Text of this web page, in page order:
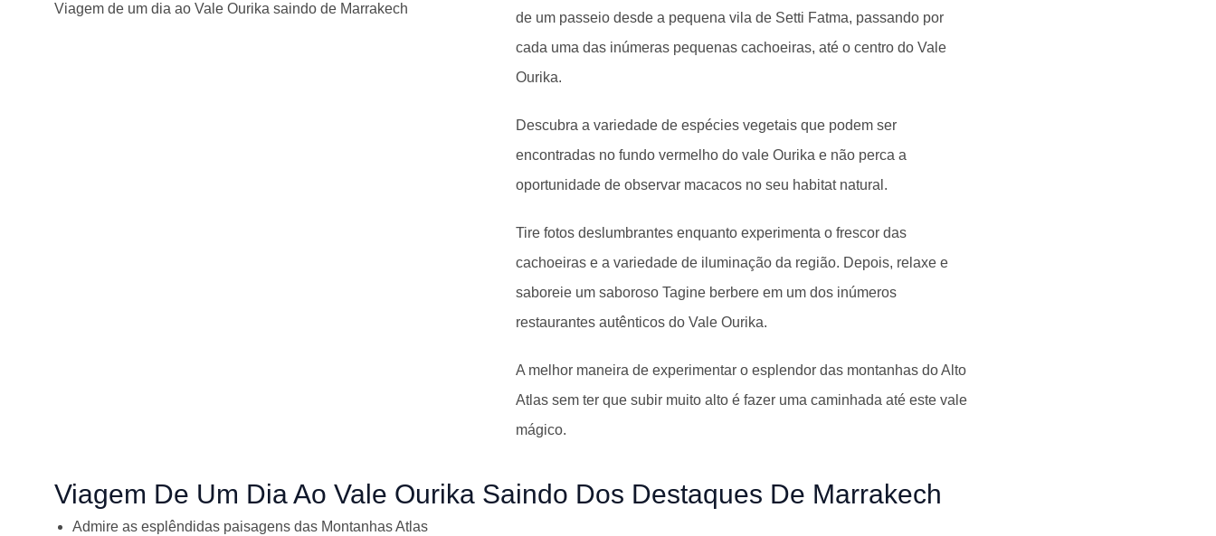
Viagem de um dia ao Vale Ourika saindo de Marrakech
de um passeio desde a pequena vila de Setti Fatma, passando por
cada uma das inúmeras pequenas cachoeiras, até o centro do Vale
Ourika.
Descubra a variedade de espécies vegetais que podem ser
encontradas no fundo vermelho do vale Ourika e não perca a
oportunidade de observar macacos no seu habitat natural.
Tire fotos deslumbrantes enquanto experimenta o frescor das
cachoeiras e a variedade de iluminação da região. Depois, relaxe e
saboreie um saboroso Tagine berbere em um dos inúmeros
restaurantes autênticos do Vale Ourika.
A melhor maneira de experimentar o esplendor das montanhas do Alto
Atlas sem ter que subir muito alto é fazer uma caminhada até este vale
mágico.
Viagem De Um Dia Ao Vale Ourika Saindo Dos Destaques De Marrakech
Admire as esplêndidas paisagens das Montanhas Atlas